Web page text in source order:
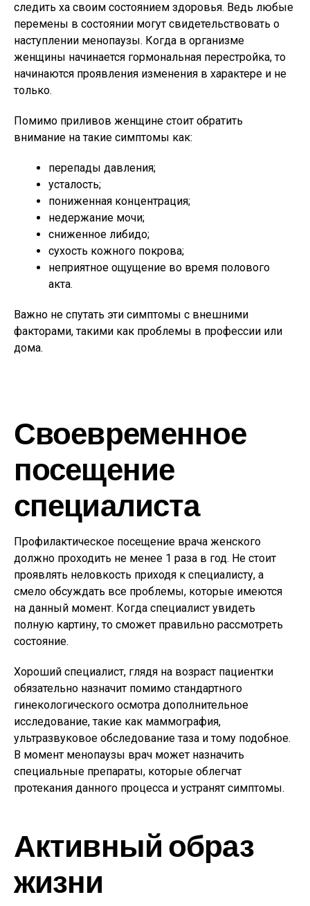
следить ха своим состоянием здоровья. Ведь любые
перемены в состоянии могут свидетельствовать о
наступлении менопаузы. Когда в организме
женщины начинается гормональная перестройка, то
начинаются проявления изменения в характере и не
только.
Помимо приливов женщине стоит обратить
внимание на такие симптомы как:
перепады давления;
усталость;
пониженная концентрация;
недержание мочи;
сниженное либидо;
сухость кожного покрова;
неприятное ощущение во время полового
акта.
Важно не спутать эти симптомы с внешними
факторами, такими как проблемы в профессии или
дома.
Своевременное
посещение
специалиста
Профилактическое посещение врача женского
должно проходить не менее 1 раза в год. Не стоит
проявлять неловкость приходя к специалисту, а
смело обсуждать все проблемы, которые имеются
на данный момент. Когда специалист увидеть
полную картину, то сможет правильно рассмотреть
состояние.
Хороший специалист, глядя на возраст пациентки
обязательно назначит помимо стандартного
гинекологического осмотра дополнительное
исследование, такие как маммография,
ультразвуковое обследование таза и тому подобное.
В момент менопаузы врач может назначить
специальные препараты, которые облегчат
протекания данного процесса и устранят симптомы.
Активный образ
жизни